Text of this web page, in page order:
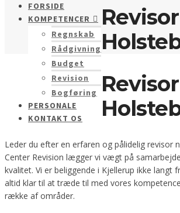
FORSIDE
KOMPETENCER
Regnskab
Rådgivning
Budget
Revision
Bogføring
PERSONALE
KONTAKT OS
Revisor
Revisor
Leder du efter en erfaren og pålidelig revisor
Center Revision lægger vi vægt på
kvalitet. Vi er beliggende i Kjellerup ikke langt
altid klar til at træde til med vores
række af områder.